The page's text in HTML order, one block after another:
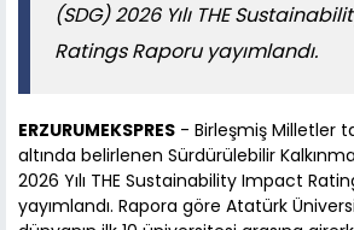
(SDG) 2026 Yılı THE
Ratings Raporu yayımlandı.
ERZURUMEKSPRES - Birleşmiş Milletler
altında belirlenen Sürdürülebilir
2026 Yılı THE Sustainability Impact
yayımlandı. Rapora göre Atatürk